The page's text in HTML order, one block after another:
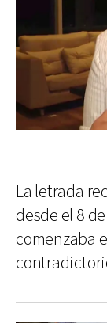
La letrada
desde el 8
comenzaba